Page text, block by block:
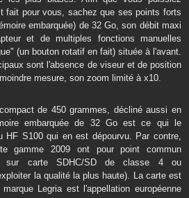
fait pour vous, sachez que ses points forts
embarquée) de 32 Go, son débit maxi
et de multiples fonctions manuelles
(un bouton rotatif en fait) située à l'avant.
sont l'absence de viseur et de position
mesure, son zoom limité à x10.
de 450 grammes, décliné aussi en
embarquée de 32 Go est ce qui le
HF S100 qui en est dépourvu. Par contre,
gamme 2009 ont pour point commun
sur carte SDHC/SD de classe 4 ou
la qualité la plus haute). La carte est
Legria est l'appellation européenne